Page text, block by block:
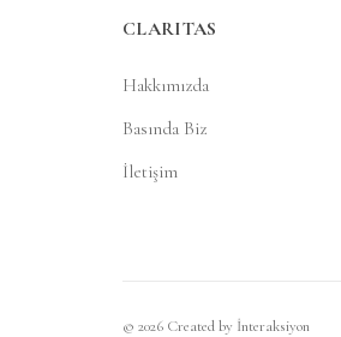
CLARITAS
Hakkımızda
Basında Biz
İletişim
© 2026 Created by İnteraksiyon